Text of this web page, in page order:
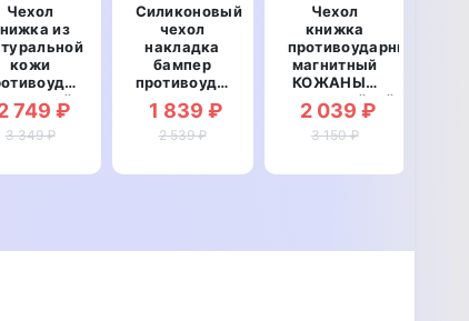
Чехол
из
кожи
для
Samsung
749 ₽
3 349 ₽
Силиконовый
чехол
накладка
бампер
противоударный
со
вставкой из
натуральной
Samsung
1 839 ₽
2 539 ₽
Чехол
книжка
противоударный
магнитный
КОЖАНЫЙ
влагостойкий
для
Samsung
"GOLDAX"
2 039 ₽
3 150 ₽